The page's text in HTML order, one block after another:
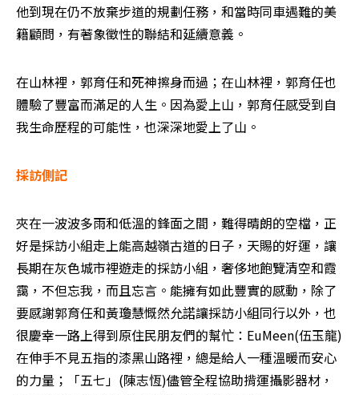
他到現在仍不放棄步道的規劃任務，和當時同車遇難的美
籍顧問，有著象徵性的聯結和延續意義。
在山林裡，郭育任和死神擦身而過；在山林裡，郭育任也
體驗了豐富而滿足的人生。因為愛上山，郭育任感受到自
我生命歷程的可能性，也深深地愛上了山。
採訪側記
夾在一波波多雨和低溫的鋒面之間，難得晴朗的空檔，正
好是採訪小組走上能高越嶺古道的日子，天賜的好運，讓
長期在灰色城市裡遊走的採訪小組，奢侈地飽覽清空和霞
靄，不但忘我，而且忘言。能擁有如此豐實的感動，除了
要感謝郭育任和黃瓊慧慨然允諾讓採訪小組同行以外，也
很慶幸一路上得到原住民朋友們的幫忙：EuMeen(伍玉龍)
在伸手不見五指的漆黑山路裡，總是給人一種溫暖而安心
的力量；「五七」(陳志恆)儘管全程協助揹運攝影器材，